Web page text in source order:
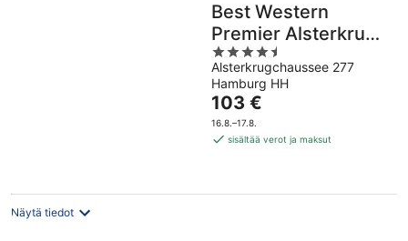
Best Western
Premier Alsterkrug
Hotel
4.5
out
of
5
Alsterkrugchaussee 277
Hamburg HH
Hinta
on
103 €
103 €
16.8.–17.8.
sisältää verot ja maksut
Näytä tiedot